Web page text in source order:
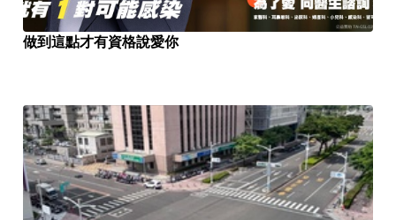
做到這點才有資格說愛你